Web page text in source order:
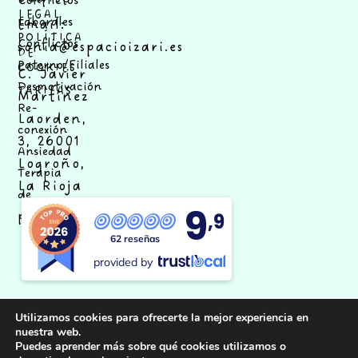
Laborales
Conflictos
Paterno/Filiales
Desmotivación
Re-
conexión
Ansiedad
Terapia
de
pareja
LEGAL
POLÍTICA
DE
COOKIES
TARIFAS
Email:
sonia@espacioizari.es
C. Javier
Martínez
Laorden,
3, 26001
Logroño,
La Rioja
62 reseñas 9,9
provided by
Síguenos
Utilizamos cookies para ofrecerte la mejor experiencia en
nuestra web.
Puedes aprender más sobre qué cookies utilizamos o